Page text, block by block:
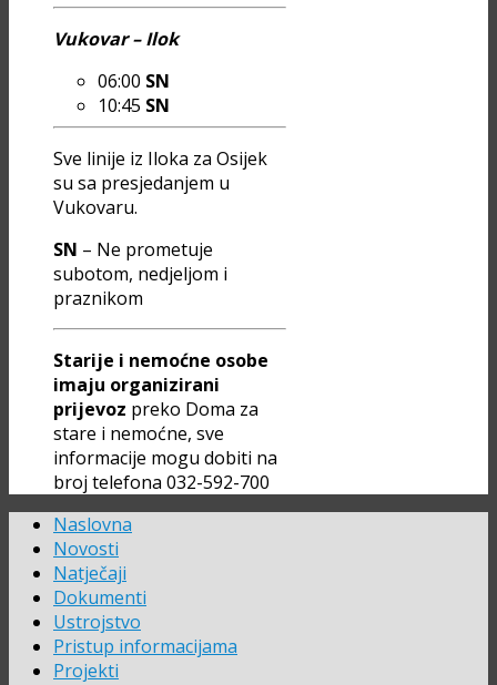
Vukovar – Ilok
06:00 SN
10:45 SN
Sve linije iz Iloka za Osijek
su sa presjedanjem u
Vukovaru.
SN – Ne prometuje
subotom, nedjeljom i
praznikom
Starije i nemoćne osobe
imaju organizirani
prijevoz preko Doma za
stare i nemoćne, sve
informacije mogu dobiti na
broj telefona 032-592-700
Naslovna
Novosti
Natječaji
Dokumenti
Ustrojstvo
Pristup informacijama
Projekti